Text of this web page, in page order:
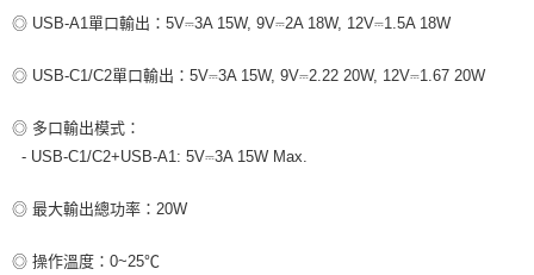
◎ USB-A1單口輸出：5V⎓3A 15W, 9V⎓2A 18W, 12V⎓1.5A 18W
◎ USB-C1/C2單口輸出：5V⎓3A 15W, 9V⎓2.22 20W, 12V⎓1.67 20W
◎ 多口輸出模式：
- USB-C1/C2+USB-A1: 5V⎓3A 15W Max.
◎ 最大輸出總功率：20W
◎ 操作溫度：0~25℃